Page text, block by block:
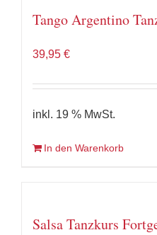
Tango Argentino
39,95 €
inkl. 19 % MwSt.
In den Warenkorb
Salsa Tanzkurs